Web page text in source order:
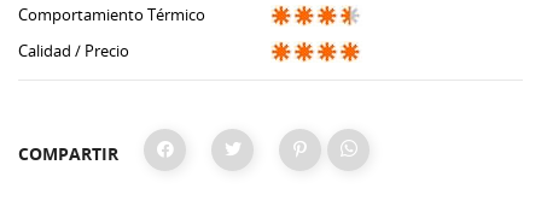
Comportamiento Térmico
Calidad / Precio
COMPARTIR